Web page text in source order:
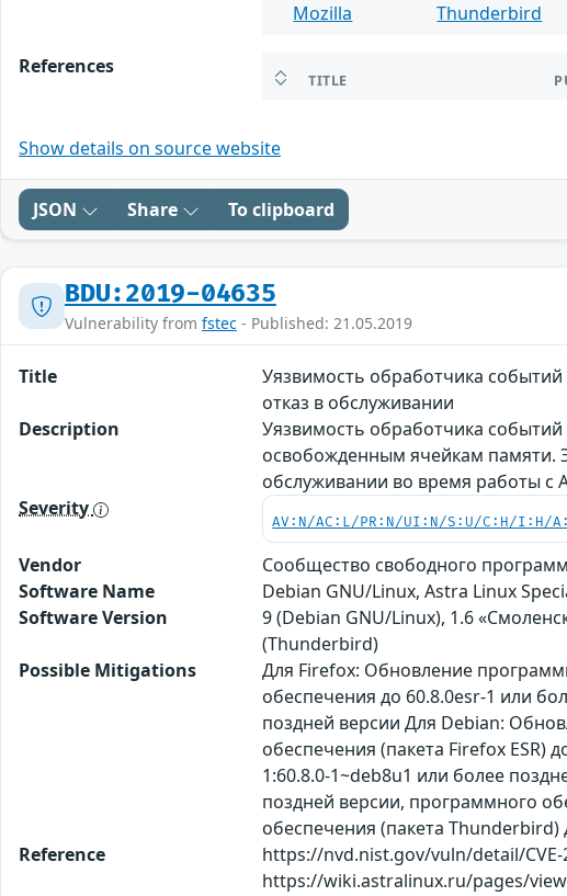
Mozilla Thunderbird
References
TITLE
Show details on source website
JSON Share To clipboard
BDU:2019-04635
Vulnerability from fstec - Published: 21.05.2019
Title
Уязвимость обработчика
отказ в обслуживании
Description
Уязвимость обработчика
освобожденным ячейкам памяти.
обслуживании во время работы с
Severity
AV:N/AC:L/PR:N/UI:N/S:U/C:H/I:H/
Vendor
Сообщество свободного
Software Name
Debian GNU/Linux, Astra Linux
Software Version
9 (Debian GNU/Linux), 1.6
(Thunderbird)
Possible Mitigations
Для Firefox: Обновление
обеспечения до 60.8.0esr-1 или
поздней версии Для Debian:
обеспечения (пакета Firefox ESR)
1:60.8.0-1~deb8u1 или более
поздней версии, программного
обеспечения (пакета Thunderbird)
Reference
https://nvd.nist.gov/vuln/detail/
https://wiki.astralinux.ru/pages/